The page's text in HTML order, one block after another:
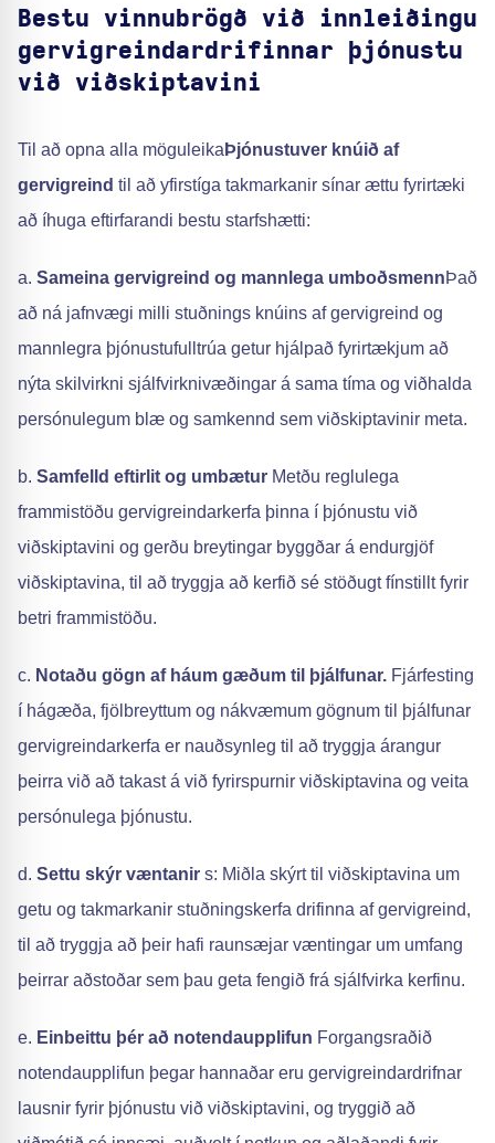
Bestu vinnubrögð við innleiðingu
gervigreindardrifinnar þjónustu
við viðskiptavini
Til að opna alla möguleika Þjónustuver knúið af
gervigreind til að yfirstíga takmarkanir sínar ættu fyrirtæki
að íhuga eftirfarandi bestu starfshætti:
a. Sameina gervigreind og mannlega umboðsmennÞað
að ná jafnvægi milli stuðnings knúins af gervigreind og
mannlegra þjónustufulltrúa getur hjálpað fyrirtækjum að
nýta skilvirkni sjálfvirknivæðingar á sama tíma og viðhalda
persónulegum blæ og samkennd sem viðskiptavinir meta.
b. Samfelld eftirlit og umbætur Metðu reglulega
frammistöðu gervigreindarkerfa þinna í þjónustu við
viðskiptavini og gerðu breytingar byggðar á endurgjöf
viðskiptavina, til að tryggja að kerfið sé stöðugt fínstillt fyrir
betri frammistöðu.
c. Notaðu gögn af háum gæðum til þjálfunar. Fjárfesting
í hágæða, fjölbreyttum og nákvæmum gögnum til þjálfunar
gervigreindarkerfa er nauðsynleg til að tryggja árangur
þeirra við að takast á við fyrirspurnir viðskiptavina og veita
persónulega þjónustu.
d. Settu skýr væntanir s: Miðla skýrt til viðskiptavina um
getu og takmarkanir stuðningskerfa drifinna af gervigreind,
til að tryggja að þeir hafi raunsæjar væntingar um umfang
þeirrar aðstoðar sem þau geta fengið frá sjálfvirka kerfinu.
e. Einbeittu þér að notendaupplifun Forgangsraðið
notendaupplifun þegar hannaðar eru gervigreindardrifnar
lausnir fyrir þjónustu við viðskiptavini, og tryggið að